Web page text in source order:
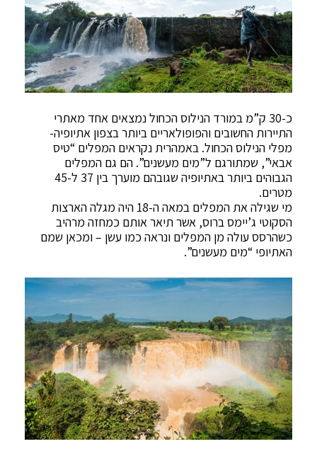
כ-30 ק”מ במורד הנילוס הכחול נמצאים אחד מאתרי
התיירות החשובים והפופולאריים ביותר בצפון אתיופיה-
מפלי הנילוס הכחול. באמהרית נקראים המפלים “טיס
אבאי”, שמתורגם ל”מים מעשנים”. הם גם המפלים
הגבוהים ביותר באתיופיה שגובהם מוערך בין 37 ל-45
מטרים.
מי שגילה את המפלים במאה ה-18 היה מגלה הארצות
הסקוטי ג’יימס ברוס, אשר תיאר אותם כמחזה מרהיב
כשהרסס עולה מן המפלים ונראה כמו עשן – ומכאן שמם
האתיופי “מים מעשנים”.